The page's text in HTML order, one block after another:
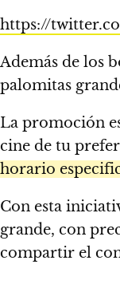
https://
Además de los
palomitas
La promoción
cine de tu
horario
Con esta
grande, con
compartir el